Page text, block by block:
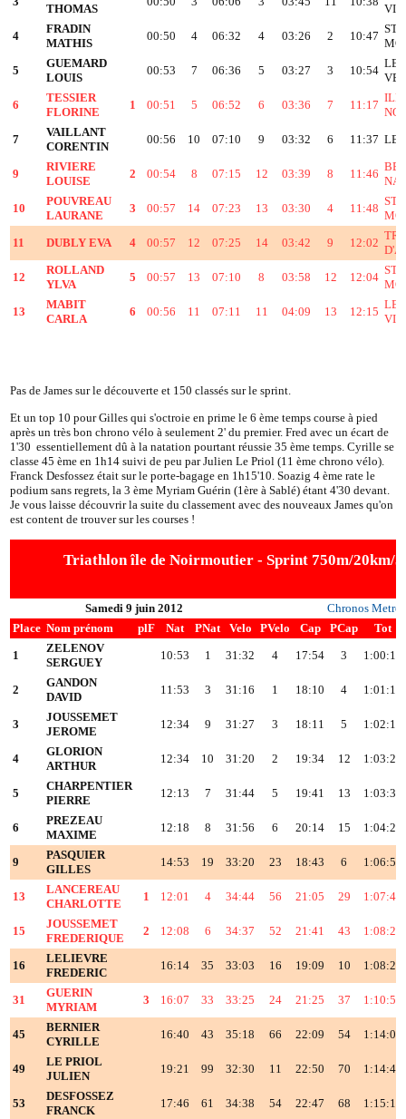
THOMAS
VIE
4
FRADIN
MATHIS
00:50 4 06:32 4 03:26 2 10:47
ST
5
GUEMARD
LOUIS
00:53 7 06:36 5 03:27 3 10:54
6
TESSIER
FLORINE
1 00:51 5 06:52 6 03:36 7 11:17
ILE
7
VAILLANT
CORENTIN
00:56 10 07:10 9 03:32 6 11:37
9
RIVIERE
LOUISE
2 00:54 8 07:15 12 03:39 8 11:46
10
POUVREAU
LAURANE
3 00:57 14 07:23 13 03:30 4 11:48
ST
11 DUBLY EVA 4 00:57 12 07:25 14 03:42 9 12:02
TRI
12
ROLLAND
YLVA
5 00:57 13 07:10 8 03:58 12 12:04
ST
13
MABIT
CARLA
6 00:56 11 07:11 11 04:09 13 12:15
LE
VIE
Pas de James sur le découverte et 150 classés sur le sprint.
Et un top 10 pour Gilles qui s'octroie en prime le 6 ème temps course à pied
après un très bon chrono vélo à seulement 2' du premier. Fred avec un écart de
1'30 essentiellement dû à la natation pourtant réussie 35 ème temps. Cyrille se
classe 45 ème en 1h14 suivi de peu par Julien Le Priol (11 ème chrono vélo).
Franck Desfossez était sur le porte-bagage en 1h15'10. Soazig 4 ème rate le
podium sans regrets, la 3 ème Myriam Guérin (1ère à Sablé) étant 4'30 devant.
Je vous laisse découvrir la suite du classement avec des nouveaux James qu'on
est content de trouver sur les courses !
Triathlon île de Noirmoutier - Sprint 750m/20km/
Samedi 9 juin 2012
Chronos
Place Nom prénom plF Nat PNat Velo PVelo Cap PCap Tot
1
ZELENOV
SERGUEY
10:53 1 31:32 4 17:54 3 1:00:17
2
GANDON
DAVID
11:53 3 31:16 1 18:10 4 1:01:17
3
JOUSSEMET
JEROME
12:34 9 31:27 3 18:11 5 1:02:10
4
GLORION
ARTHUR
12:34 10 31:20 2 19:34 12 1:03:26
5
CHARPENTIER
PIERRE
12:13 7 31:44 5 19:41 13 1:03:36
6
PREZEAU
MAXIME
12:18 8 31:56 6 20:14 15 1:04:27
9
PASQUIER
GILLES
14:53 19 33:20 23 18:43 6 1:06:55
13
LANCEREAU
CHARLOTTE
1 12:01 4 34:44 56 21:05 29 1:07:48
15
JOUSSEMET
FREDERIQUE
2 12:08 6 34:37 52 21:41 43 1:08:24
16
LELIEVRE
FREDERIC
16:14 35 33:03 16 19:09 10 1:08:25
31
GUERIN
MYRIAM
3 16:07 33 33:25 24 21:25 37 1:10:55
45
BERNIER
CYRILLE
16:40 43 35:18 66 22:09 54 1:14:06
49
LE PRIOL
JULIEN
19:21 99 32:30 11 22:50 70 1:14:40
53
DESFOSSEZ
FRANCK
17:46 61 34:38 54 22:47 68 1:15:10